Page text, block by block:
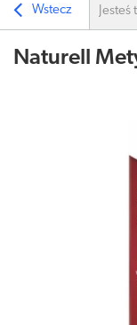
Wstecz Jesteś
Naturell